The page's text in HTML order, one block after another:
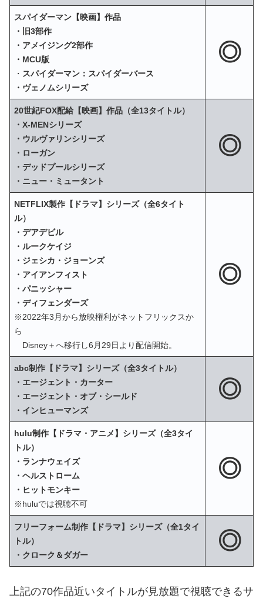
スパイダーマン【映画】作品
・旧3部作
・アメイジング2部作
・MCU版
・ スパイダーマン：スパイダーバース
・ヴェノムシリーズ
◎
20世紀FOX配給【映画】作品（全13タイトル）
・X‐MENシリーズ
・ウルヴァリンシリーズ
・ローガン
・デッドプールシリーズ
・ニュー・ミュータント
◎
NETFLIX製作【ドラマ】シリーズ（全6タイト
ル）
・デアデビル
・ルークケイジ
・ジェシカ・ジョーンズ
・アイアンフィスト
・パニッシャー
・ディフェンダーズ
※2022年3月から放映権利がネットフリックスか
ら
Disney＋へ移行し6月29日より配信開始。
◎
abc制作【ドラマ】シリーズ（全3タイトル）
・エージェント・カーター
・エージェント・オブ・シールド
・インヒューマンズ
◎
hulu制作【ドラマ・アニメ】シリーズ（全3タイ
トル）
・ランナウェイズ
・ヘルストローム
・ヒットモンキー
※huluでは視聴不可
◎
フリーフォーム制作【ドラマ】シリーズ（全1タイ
トル）
・クローク＆ダガー
◎
上記の70作品近いタイトルが見放題で視聴できるサ